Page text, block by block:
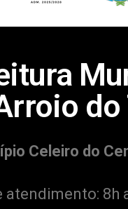
Celeiro do
atendimento: 8h